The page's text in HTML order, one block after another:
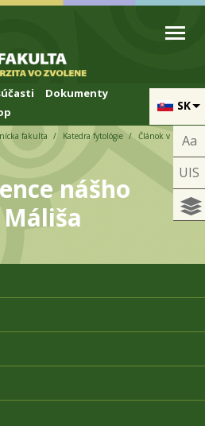
SK
Dokumenty
Aa
UIS
fakulta Katedra fytológie
Článok v Science
nášho